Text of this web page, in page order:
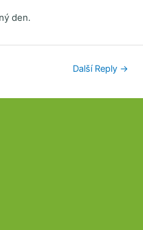
den.
Další Reply →